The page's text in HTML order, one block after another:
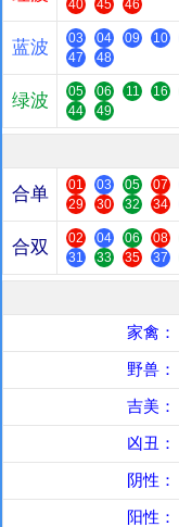
40
45 46
蓝波 03 04 09 10
47
48
绿波 05 06 11 16
44
49
合单 01 03 05 07
29
30 32 34
合双 02 04 06 08
31
33 35 37
家禽：
野兽：
吉美：
凶丑：
阴性：
阳性：